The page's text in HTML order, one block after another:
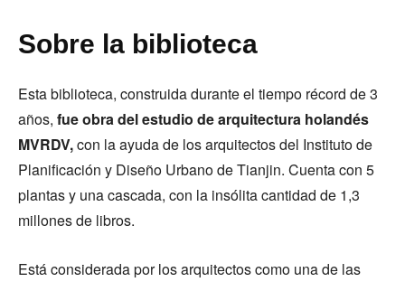
Sobre la biblioteca
Esta biblioteca, construida durante el tiempo récord de 3
años, fue obra del estudio de arquitectura holandés
MVRDV,con la ayuda de los arquitectos del Instituto de
Planificación y Diseño Urbano de Tianjin. Cuenta con 5
plantas y una cascada, con la insólita cantidad de 1,3
millones de libros.
Está considerada por los arquitectos como una de las